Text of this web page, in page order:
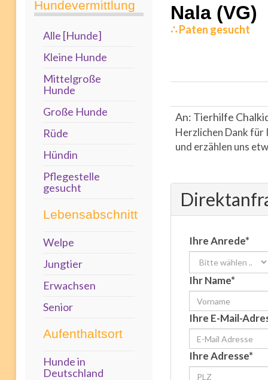
Hundevermittlung
Alle [Hunde]
Kleine Hunde
Mittelgroße
Hunde
Große Hunde
Rüde
Hündin
Pflegestelle
gesucht
Lebensabschnitt
Welpe
Jungtier
Erwachsen
Senior
Aufenthaltsort
Hunde in
Deutschland
Nala (VG)
∴ Paten gesucht
An: Tierhilfe
Herzlichen Dank für
und erzählen uns
Ihre Anrede*
Ihr Name*
Ihre E-Mail-
Ihre Adresse*